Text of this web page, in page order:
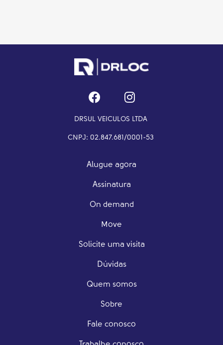
DRSUL VEICULOS LTDA
CNPJ: 02.847.681/0001-53
Alugue agora
Assinatura
On demand
Move
Solicite uma visita
Dúvidas
Quem somos
Sobre
Fale conosco